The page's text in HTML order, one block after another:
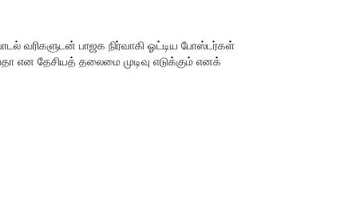
வரிகளுடன் பாஜக நிர்வாகி ஓட்டிய போஸ்டர்கள்
என தேசியத் தலைமை முடிவு எடுக்கும் எனக்